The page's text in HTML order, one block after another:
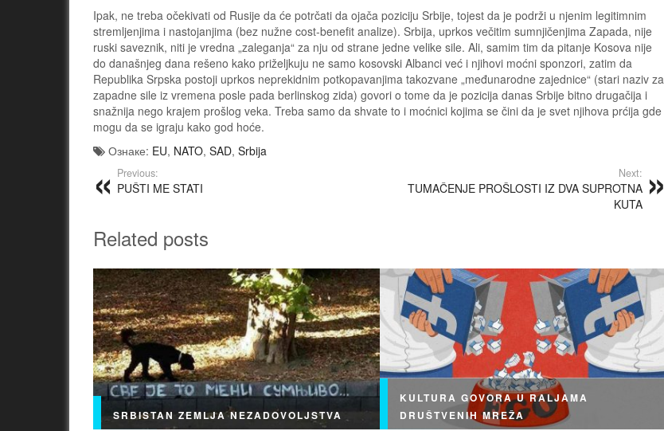
Ipak, ne treba očekivati od Rusije da će potrčati da ojača poziciju Srbije, tojest da je podrži u njenim legitimnim
stremljenjima i nastojanjima (bez nužne cost-benefit analize). Srbija, uprkos večitim sumnjičenjima Zapada, nije
ruski saveznik, niti je vredna „zaleganja“ za nju od strane jedne velike sile. Ali, samim tim da pitanje Kosova nije
do današnjeg dana rešeno kako priželjkuju ne samo kosovski Albanci već i njihovi moćni sponzori, zatim da
Republika Srpska postoji uprkos neprekidnim potkopavanjima takozvane „međunarodne zajednice“ (stari naziv za
zapadne sile iz vremena posle pada berlinskog zida) govori o tome da je pozicija danas Srbije bitno drugačija i
snažnija nego krajem prošlog veka. Treba samo da shvate to i moćnici kojima se čini da je svet njihova prćija gde
mogu da se igraju kako god hoće.
Ознаке: EU, NATO, SAD, Srbija
Previous:
PUŠTI ME STATI
Next:
TUMAČENJE PROŠLOSTI IZ DVA SUPROTNA
KUTA
Related posts
SRBISTAN ZEMLJA NEZADOVOLJSTVA
KULTURA GOVORA U RALJAMA
DRUŠTVENIH MREŽA